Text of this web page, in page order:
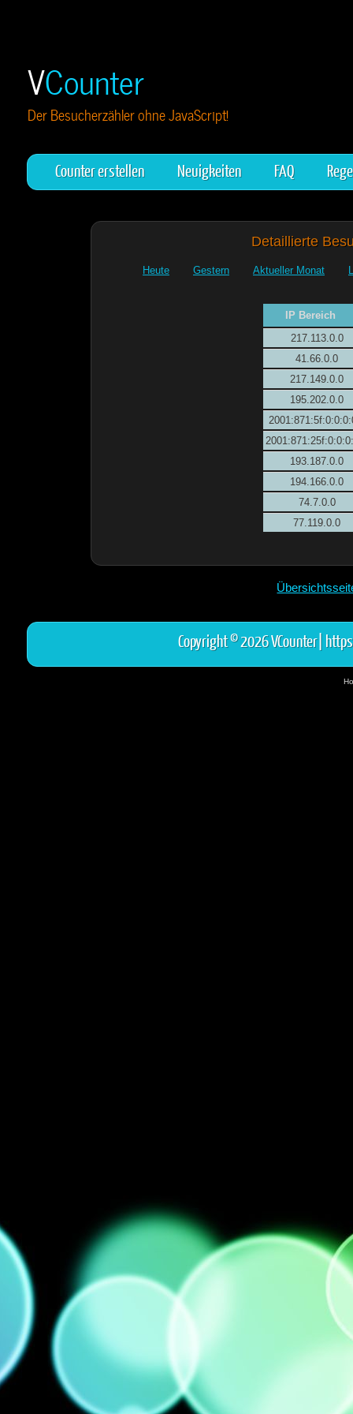
VCounter
Der Besucherzähler ohne JavaScript!
Counter erstellen Neuigkeiten FAQ
Detaillierte
Heute Gestern Aktueller Monat
IP Bereich
217.113.0.0
41.66.0.0
217.149.0.0
195.202.0.0
193.187.0.0
194.166.0.0
74.7.0.0
77.119.0.0
Copyright © 2026 VCounter|